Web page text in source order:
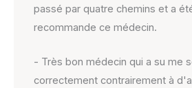
passé par quatre chemins et a
recommande ce médecin.
- Très bon médecin qui a su me
correctement contrairement à